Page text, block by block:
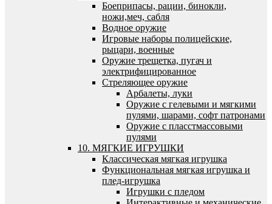
Боеприпасы, рации, бинокли,
ножи,меч, сабля
Водное оружие
Игровые наборы полицейские,
рыцари, военные
Оружие трещетка, пугач и
электрифицированное
Стреляющее оружие
Арбалеты, луки
Оружие с гелевыми и мягкими
пулями, шарами, софт патронами
Оружие с пласстмассовыми
пулями
10. МЯГКИЕ ИГРУШКИ
Классическая мягкая игрушка
Функциональная мягкая игрушка и
плед-игрушка
Игрушки с пледом